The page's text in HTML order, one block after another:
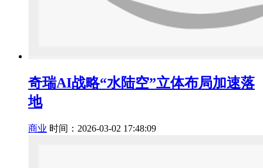
奇瑞AI战略“水陆空”立体布局加速落
地
商业 时间：2026-03-02 17:48:09